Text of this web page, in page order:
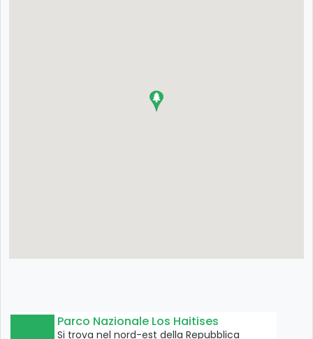
Parco Nazionale Los Haitises
Si trova nel nord-est della Repubblica